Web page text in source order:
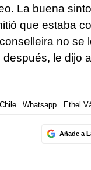
La buena
que estaba
no se
le dijo
Chile Whatsapp Ethel
Añade a